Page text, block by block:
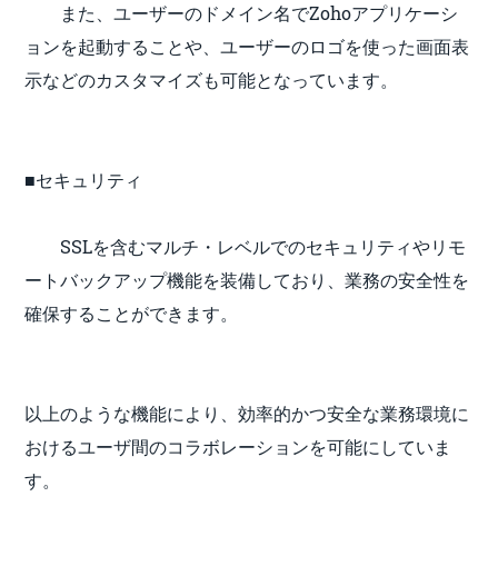
また、ユーザーのドメイン名でZohoアプリケーシ
ョンを起動することや、ユーザーのロゴを使った画面表
示などのカスタマイズも可能となっています。
■セキュリティ
SSLを含むマルチ・レベルでのセキュリティやリモ
ートバックアップ機能を装備しており、業務の安全性を
確保することができます。
以上のような機能により、効率的かつ安全な業務環境に
おけるユーザ間のコラボレーションを可能にしていま
す。